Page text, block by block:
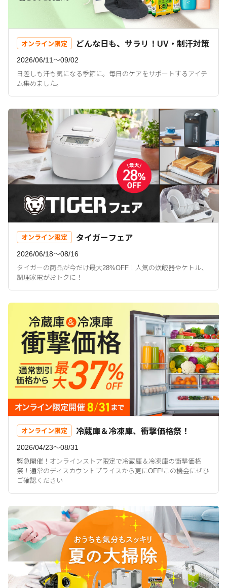
オンライン限定 どんな日も、サラリ！UV・制汗対策
2026/06/11〜09/02
日差しも汗も気になる季節に。毎日のケアをサポートするアイテ
ム集めました。
オンライン限定 タイガーフェア
2026/06/18〜08/16
タイガーの商品が今だけ最大28%OFF！人気の炊飯器やケトル、
調理家電がおトクに！
オンライン限定 冷蔵庫＆冷凍庫、衝撃価格祭！
2026/04/23〜08/31
緊急開催！オンラインストア限定で冷蔵庫＆冷凍庫の衝撃価格
祭！通常のディスカウントプライスから更にOFF!この機会にぜひ
ご確認ください